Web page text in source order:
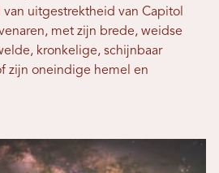
uitgestrektheid van Capitol
met zijn brede, weidse
kronkelige, schijnbaar
zijn oneindige hemel en